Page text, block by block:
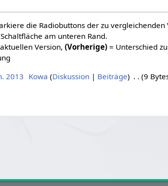
die Radiobuttons der zu vergleichenden
am unteren Rand.
Version,(Vorherige) = Unterschied
2013 Kowa Diskussion Beiträge 9